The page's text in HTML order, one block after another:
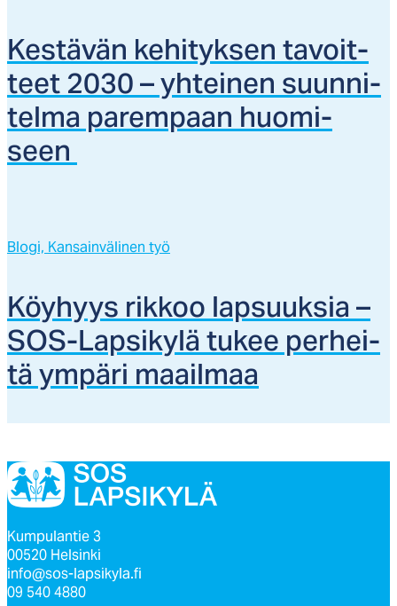
Kes­tä­vän ke­hi­tyk­sen ta­voit­
teet 2030 – yh­tei­nen suun­ni­
tel­ma pa­rem­paan huo­mi­
seen
Blogi, Kansainvälinen työ
Köy­hyys rik­koo lap­suuk­sia –
SOS-Lap­si­ky­lä tu­kee per­hei­
tä ym­pä­ri maail­maa
Kumpulantie 3
00520 Helsinki
info@sos-lapsikyla.fi
09 540 4880